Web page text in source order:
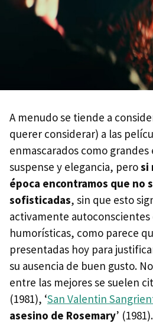
A menudo se tiende a
querer considerar) a las
enmascarados como grandes
suspense y elegancia, perosi
época encontramos que no
sofisticadas, sin que esto
activamente
humorísticas, como parece
presentadas hoy para
su ausencia de buen gusto.
entre las mejores se suelen
(1981), ‘San Valentin
asesino de Rosemary’ (1981).